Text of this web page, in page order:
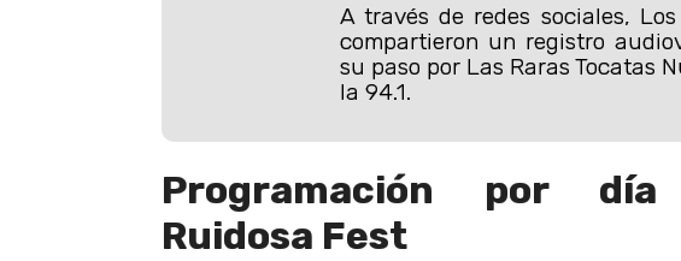
A través de redes sociales,
compartieron un registro
su paso por Las Raras Tocatas
la 94.1.
Programación por
Ruidosa Fest